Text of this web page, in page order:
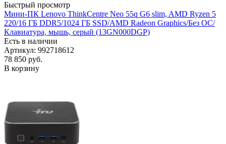
Быстрый просмотр
Мини-ПК Lenovo ThinkCentre Neo 55q G6 slim, AMD Ryzen 5
220/16 ГБ DDR5/1024 ГБ SSD/AMD Radeon Graphics/Без ОС/
Клавиатура, мышь, серый (13GN000DGP)
Есть в наличии
Артикул: 992718612
78 850 руб.
В корзину